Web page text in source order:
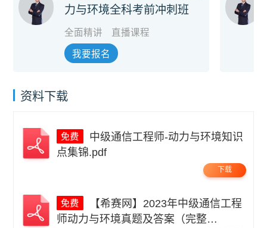
力与环境全科考前冲刺班
全面精讲 直播课程
我要报名
资料下载
点集锦.pdf
下载
师动力与环境真题及答案（完整